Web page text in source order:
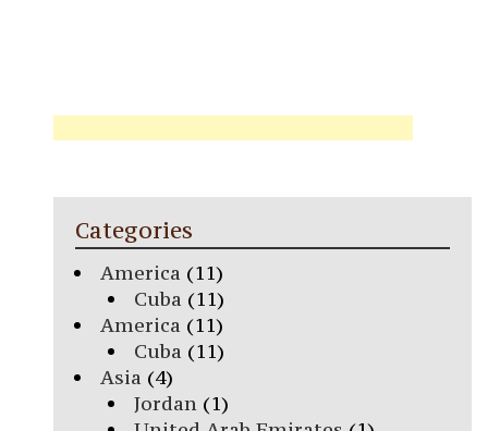
Categories
America (11)
Cuba (11)
America (11)
Cuba (11)
Asia (4)
Jordan(1)